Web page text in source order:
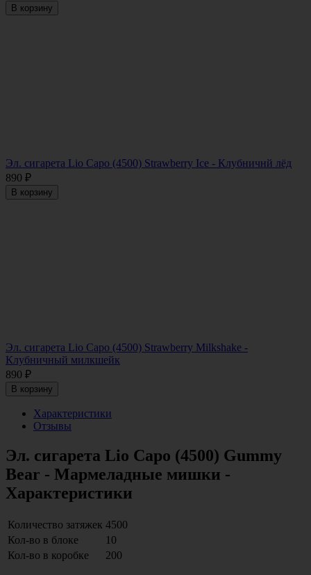
В корзину
Эл. сигарета Lio Capo (4500) Strawberry Ice - Клубничнй лёд
890 ₽
В корзину
Эл. сигарета Lio Capo (4500) Strawberry Milkshake -
Клубничный милкшейк
890 ₽
В корзину
Характеристики
Отзывы
Эл. сигарета Lio Capo (4500) Gummy
Bear - Мармеладные мишки -
Характеристики
Количество затяжек 4500
Кол-во в блоке
10
Кол-во в коробке
200